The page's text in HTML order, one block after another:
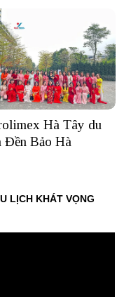
Hà Tây du
Đền Bảo Hà
LỊCH KHÁT VỌNG